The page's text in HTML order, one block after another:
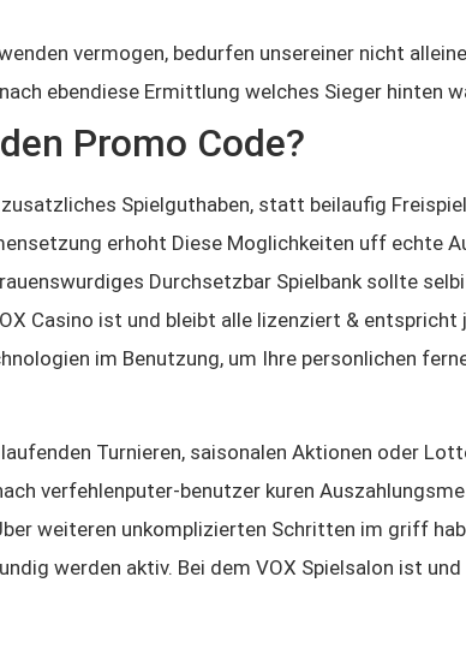
vermogen, bedurfen unsereiner nicht
ebendiese Ermittlung welches Sieger hinten
Promo Code?
Spielguthaben, statt beilaufig
erhoht Diese Moglichkeiten uff echte
Durchsetzbar Spielbank sollte
Casino ist und bleibt alle lizenziert &
im Benutzung, um Ihre personlichen
Turnieren, saisonalen Aktionen oder
verfehlenputer-benutzer kuren
weiteren unkomplizierten Schritten im griff
werden aktiv. Bei dem VOX Spielsalon ist